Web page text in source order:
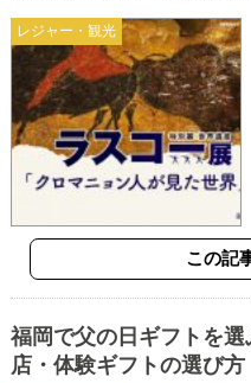
レジャー・観光
この記
福岡で父の日ギフトを
店・体験ギフトの選び方